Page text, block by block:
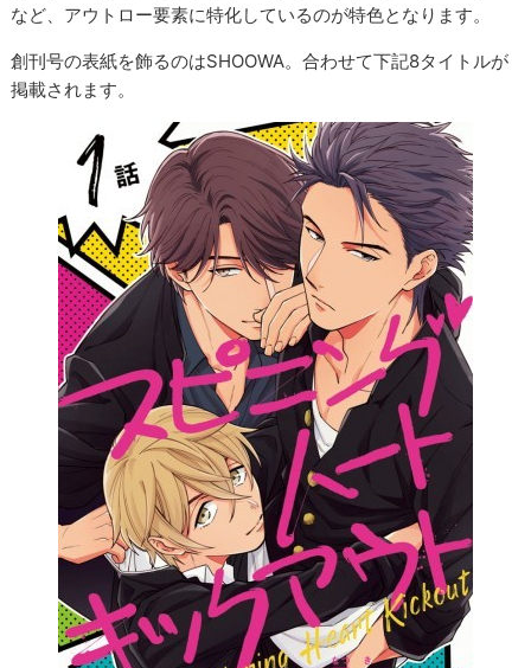
など、アウトロー要素に特化しているのが特色となります。
創刊号の表紙を飾るのはSHOOWA。合わせて下記8タイトルが
掲載されます。